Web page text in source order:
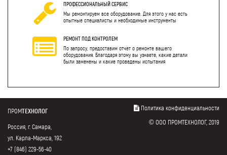
ПРОФЕССИОНАЛЬНЫЙ СЕРВИС
Мы ремонтируем все оборудование. Для этого у нас есть
опытные специалисты и необходимые инструменты
РЕМОНТ ПОД КОНТРОЛЕМ
По запросу, предоставим отчет о ремонте вашего
оборудования. Благодаря этому вы узнаете, какие детали
были заменены и какие проведены испытания
ПРОМТЕХНОЛОГ
Россия, г. Самара,
ул. Карла-Маркса, 192
+7 (846) 229-56-40
Политика конфиденциальности
© ООО ПРОМТЕХНОЛОГ, 2019